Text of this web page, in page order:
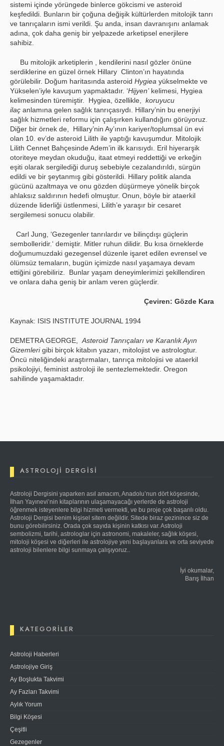
sistemi içinde yörüngede binlerce gökcismi ve asteroid
keşfedildi. Bunların bir çoğuna değişik kültürlerden mitolojik tanrı
ve tanrıçaların ismi verildi. Şu anda, insan davranışını anlamak
adına, çok daha geniş bir yelpazede arketipsel enerjilere
sahibiz.
Bu mitolojik arketiplerin , kendilerini nasıl gözler önüne
serdiklerine en güzel örnek Hillary Clinton’ın hayatında
görülebilir. Doğum haritasında asteroid Hygiea yükselmekte ve
Yükselen’iyle kavuşum yapmaktadır. ‘Hijyen’kelimesi, Hygiea
kelimesinden türemiştir. Hygiea, özellikle, koruyucu
ilaç anlamına gelen sağlık tanrıçasıydı. Hillary’nin bu enerjiyi
sağlık hizmetleri reformu için çalışırken kullandığını görüyoruz.
Diğer bir örnek de, Hillary’nin Ay’ının kariyer/toplumsal ün evi
olan 10. ev’de asteroid Lilith ile yaptığı kavuşumdur. Mitolojik
Lilith Cennet Bahçesinde Adem’in ilk karısıydı. Eril hiyerarşik
otoriteye meydan okuduğu, itaat etmeyi reddettiği ve erkeğin
eşiti olarak sergilediği duruş sebebiyle cezalandırıldı, sürgün
edildi ve bir şeytanmış gibi gösterildi. Hillary politik alanda
gücünü azaltmaya ve onu gözden düşürmeye yönelik birçok
ahlaksız saldırının hedefi olmuştur. Onun, böyle bir ataerkil
düzende liderliği üstlenmesi, Lilith’e yaraşır bir cesaret
sergilemesi sonucu olabilir.
Carl Jung, ‘Gezegenler tanrılardır ve bilinçdışı güçlerin
sembolleridir.‘ demiştir. Mitler ruhun dilidir. Bu kısa örneklerde
doğumumuzdaki gezegensel düzenle işaret edilen evrensel ve
ölümsüz temaların, bugün içimizde nasıl yaşamaya devam
ettiğini görebiliriz. Bunlar yaşam deneyimlerimizi şekillendiren
ve onlara daha geniş bir anlam veren güçlerdir.
Çeviren: Gözde Kara
Kaynak: ISIS INSTITUTE JOURNAL 1994
DEMETRA GEORGE, Asteroid Tanrıçaları ve Karanlık Ayın
Gizemlerigibi birçok kitabın yazarı, mitolojist ve astrologtur.
Öncü niteliğindeki araştırmaları, tanrıça mitolojisi ve ataerkil
psikolojiyi, feminist astroloji ile sentezlemektedir. Oregon
sahilinde yaşamaktadır.
ASTROLOJI DERGISI
Astroloji Dergisini yaparken asıl amacım, Anadolu’nun dört köşesinde,
İlhan Yayınevi’nin kitaplarının ulaşamayacağı yerlerde de astroloji
öğrenmek isteyenlere bilgi hizmeti vermekti, ve bu proje çok başarılı oldu.
Astroloji Dergisi benim kişisel sitem değildir. Sitede biraz gezinince siz de
bunu görebilirsiniz. Orada çok sayıda kişinin katkısı var. Astroloji
sembolizmi, tarihi, astrologlar için astronomi, makaleler, sağlık köşesi,
mitoloji köşesi ve diğerleri ile astrolojiye yeni başlayanlara ve orta seviyede
astroloji bilenlere bilgi sunmaya çalışıyoruz..
İyi okumalar,
Barış İlhan
KATEGORILER
Astroloji Haberleri
Astrolojiye Giriş
Ay Boşlukta Takvimi
Ay Fazları Takvimi
Aylık Yorum
Bilgi Köşesi
Çeşitli
Gezegenler